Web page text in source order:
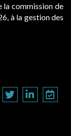
la commission de
à la gestion des